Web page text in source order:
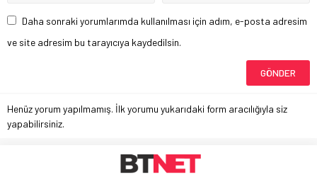
Daha sonraki yorumlarımda kullanılması için adım, e-posta adresim
ve site adresim bu tarayıcıya kaydedilsin.
Henüz yorum yapılmamış. İlk yorumu yukarıdaki form aracılığıyla siz
yapabilirsiniz.